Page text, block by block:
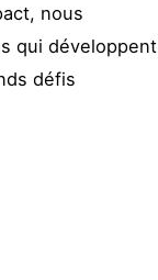
nous
qui développent
défis